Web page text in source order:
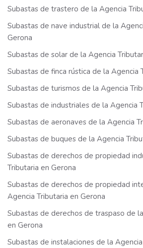
Subastas de trastero de la Agencia
Subastas de nave industrial de la
Gerona
Subastas de solar de la Agencia
Subastas de finca rústica de la Agencia
Subastas de turismos de la Agencia
Subastas de industriales de la Agencia
Subastas de aeronaves de la Agencia
Subastas de buques de la Agencia
Subastas de derechos de propiedad
Tributaria en Gerona
Subastas de derechos de propiedad
Agencia Tributaria en Gerona
Subastas de derechos de traspaso de
en Gerona
Subastas de instalaciones de la